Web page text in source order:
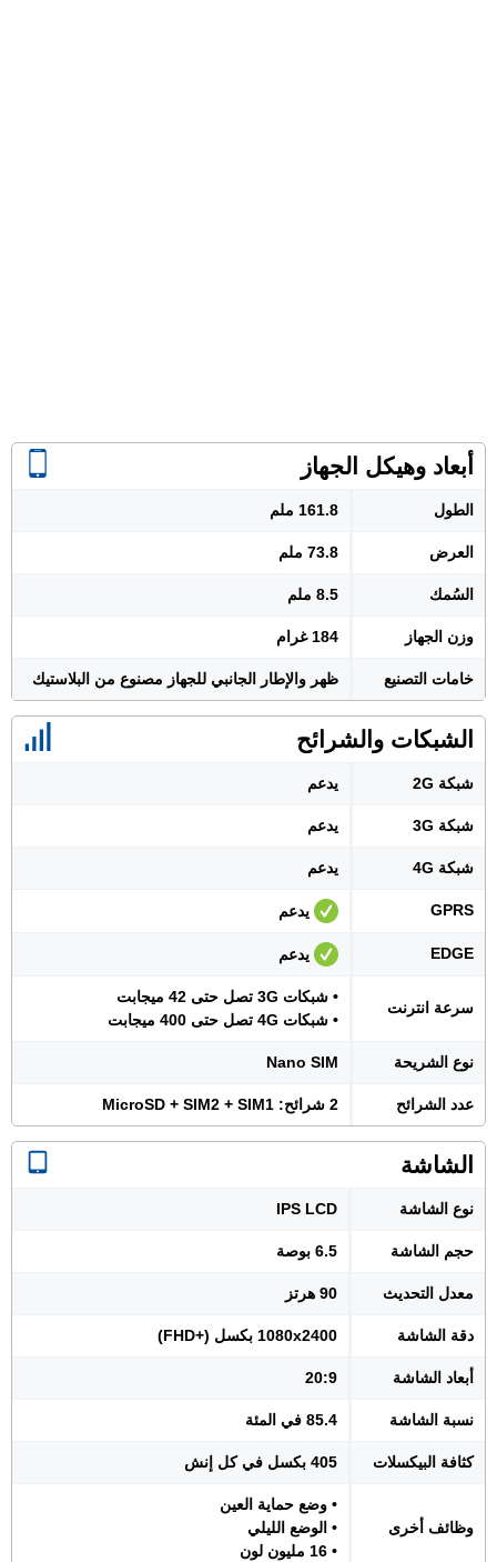
أبعاد وهيكل الجهاز
الطول 161.8 ملم
العرض 73.8 ملم
السُمك 8.5 ملم
وزن الجهاز 184 غرام
خامات التصنيع ظهر والإطار الجانبي للجهاز مصنوع من البلاستيك
الشبكات والشرائح
شبكة 2G يدعم
شبكة 3G يدعم
شبكة 4G يدعم
GPRS يدعم
EDGE يدعم
سرعة انترنت
• شبكات 3G تصل حتى 42 ميجابت
• شبكات 4G تصل حتى 400 ميجابت
نوع الشريحة Nano SIM
عدد الشرائح 2 شرائح: MicroSD + SIM2 + SIM1
الشاشة
نوع الشاشة IPS LCD
حجم الشاشة 6.5 بوصة
معدل التحديث 90 هرتز
دقة الشاشة 1080x2400 بكسل (+FHD)
أبعاد الشاشة 20:9
نسبة الشاشة 85.4 في المئة
كثافة البيكسلات 405 بكسل في كل إنش
وظائف أخرى
• وضع حماية العين
• الوضع الليلي
• 16 مليون لون